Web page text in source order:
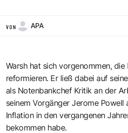
VON APA
Warsh hat sich vorgenommen, die
reformieren. Er ließ dabei auf
als Notenbankchef Kritik an der
seinem Vorgänger Jerome Powell
Inflation in den vergangenen
bekommen habe.